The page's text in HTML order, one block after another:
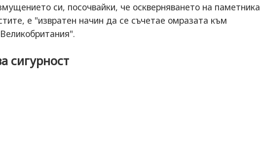
си, посочвайки, че оскверняването на паметника
е "извратен начин да се съчетае омразата към
сигурност